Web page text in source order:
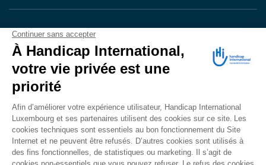
VOTRE DONEN ACTION
Grâce à vous, en 2024, 604.716 personnes ont
bénéficié d’appareillage et d’activités de réadaptation.
Merci pour votre générosité.
Lire notre rapport annuel